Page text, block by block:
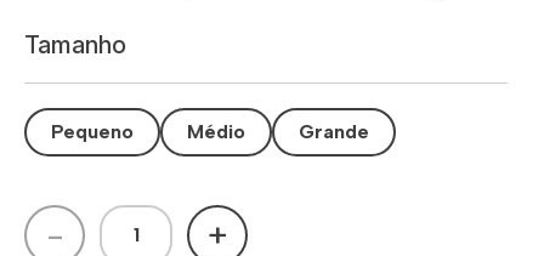
Tamanho
Pequeno Médio Grande
- +